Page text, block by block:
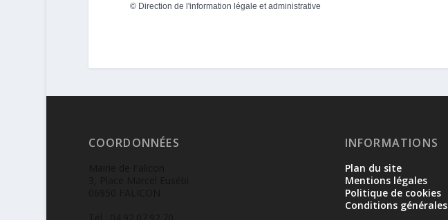
© Direction de l'information légale et administrative
COORDONNÉES INFORMATIONS
Plan du site
Mentions légales
Politique de cookies
Conditions générales